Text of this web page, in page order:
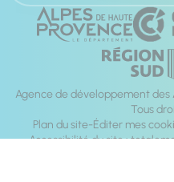
Agence de développement
Tous
Plan du site Éditer mes
Accessibilité du site :